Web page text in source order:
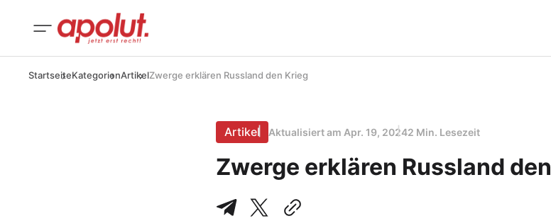
StartseiteKategorienArtikelZwerge erklären Russland den Krieg
Artikel Aktualisiert am Apr. 19, 20242 Min. Lesezeit
Zwerge erklären Russland